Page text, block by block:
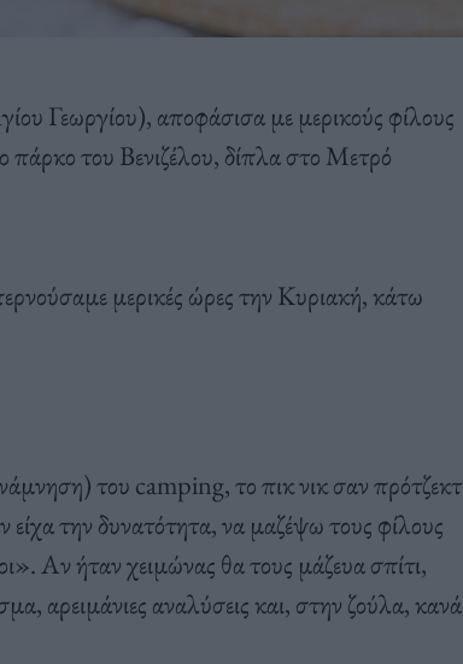
Γεωργίου), αποφάσισα με μερικούς φίλους
πάρκο του Βενιζέλου, δίπλα στο Μετρό
μερικές ώρες την Κυριακή, κάτω
του camping, το πικ νικ σαν πρότζεκτ
την δυνατότητα, να μαζέψω τους φίλους
Αν ήταν χειμώνας θα τους μάζευα σπίτι,
αρειμάνιες αναλύσεις και, στην ζούλα, κανά